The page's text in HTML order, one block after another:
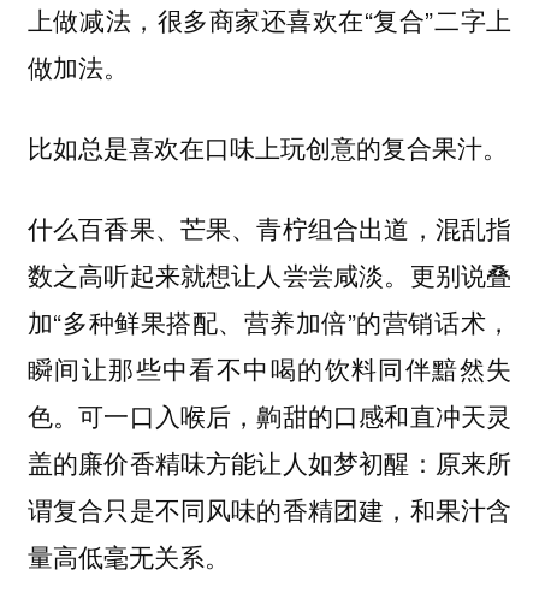
上做减法，很多商家还喜欢在“复合”二字上
做加法。
比如总是喜欢在口味上玩创意的复合果汁。
什么百香果、芒果、青柠组合出道，混乱指
数之高听起来就想让人尝尝咸淡。更别说叠
加“多种鲜果搭配、营养加倍”的营销话术，
瞬间让那些中看不中喝的饮料同伴黯然失
色。可一口入喉后，齁甜的口感和直冲天灵
盖的廉价香精味方能让人如梦初醒：原来所
谓复合只是不同风味的香精团建，和果汁含
量高低毫无关系。